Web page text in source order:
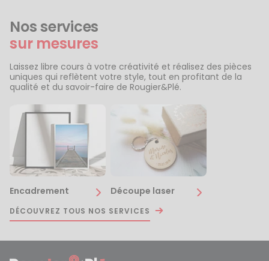
Nos services
sur mesures
Laissez libre cours à votre créativité et réalisez des pièces
uniques qui reflètent votre style, tout en profitant de la
qualité et du savoir-faire de Rougier&Plé.
Encadrement Découpe laser
DÉCOUVREZ TOUS NOS SERVICES